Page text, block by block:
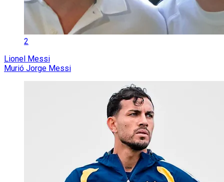
2
Lionel Messi
Murió Jorge Messi